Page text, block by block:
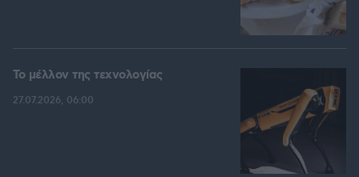
Το μέλλον της τεχνολογίας
27.07.2026, 06:00